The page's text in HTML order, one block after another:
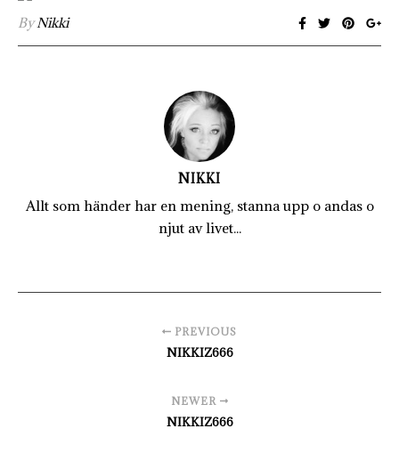
ByNikki
NIKKI
Allt som händer har en mening, stanna upp o andas o
njut av livet...
PREVIOUS
NIKKIZ666
NEWER
NIKKIZ666